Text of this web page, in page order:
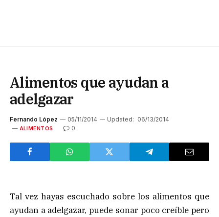
Alimentos que ayudan a
adelgazar
Fernando López 05/11/2014 Updated: 06/13/2014
ALIMENTOS 0
Tal vez hayas escuchado sobre los alimentos que
ayudan a adelgazar, puede sonar poco creíble pero